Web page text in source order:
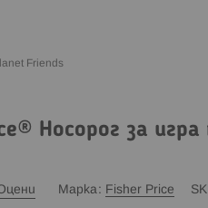
Friends
Носорог за
Марка Fisher Price